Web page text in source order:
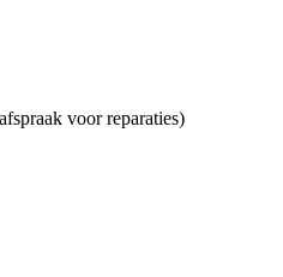
voor reparaties)